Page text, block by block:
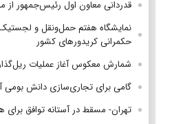
قدردانی معاون اول رئیس‌جمهور از
نمایشگاه هفتم حمل‌ونقل و
حکمرانی کریدورهای کشور
شمارش معکوس آغاز عملیات
گامی برای تجاری‌سازی دانش بومی
تهران- مسقط در آستانه توافق برای